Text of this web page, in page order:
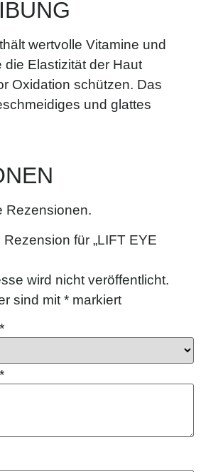
wertvolle Vitamine und
die Elastizität der Haut
Oxidation schützen. Das
und glattes
Rezensionen.
für „LIFT EYE
wird nicht veröffentlicht.
sind mit * markiert
*
*